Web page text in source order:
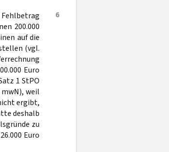
6
200.000
auf die
(vgl.
Euro
1 StPO
mwN), weil
ergibt,
deshalb
zu
Euro